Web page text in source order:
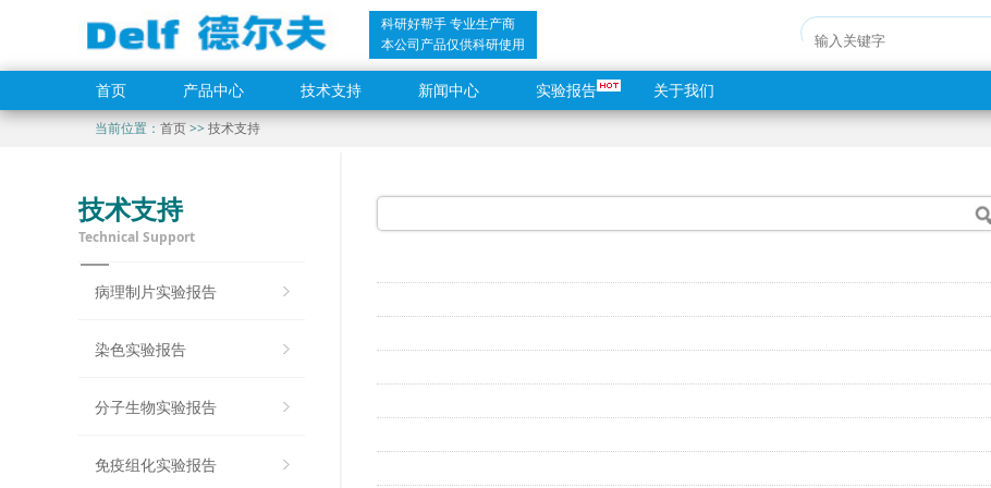
科研好帮手 专业生产商
本公司产品仅供科研使用
首页 产品中心 技术支持 新闻中心 实验报告 关于我们
当前位置： 首页>>技术支持
技术支持
Technical Support
病理制片实验报告
染色实验报告
分子生物实验报告
免疫组化实验报告
碘-碘化钾染色实验报告
大体油红染色实验报告
肠道黏液层制片及PAS染色实验报告
阿利新蓝染色实验报告
阿利新蓝茜素红双染实验报告
Von-kossa染色实验报告